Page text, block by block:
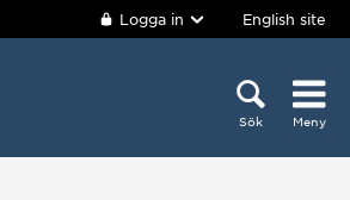
Logga in English site
Sök Meny